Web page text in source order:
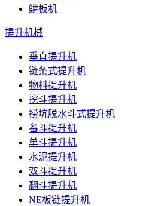
鳞板机
提升机械
垂直提升机
链条式提升机
物料提升机
挖斗提升机
捞坑脱水斗式提升机
畚斗提升机
单斗提升机
水泥提升机
双斗提升机
翻斗提升机
NE板链提升机